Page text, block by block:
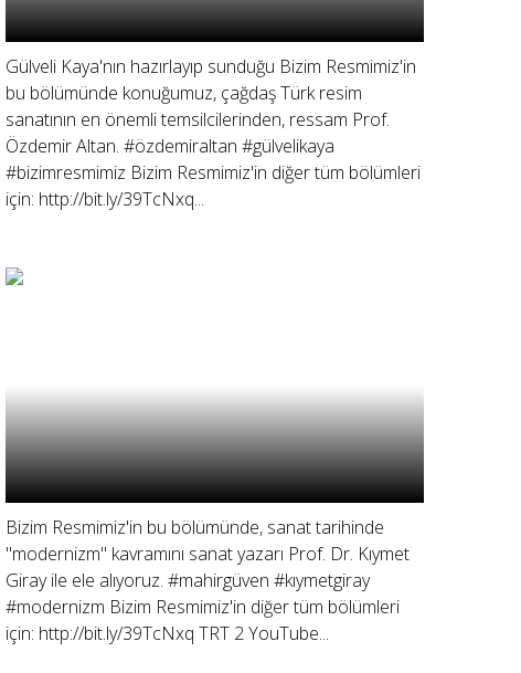
Gülveli Kaya'nın hazırlayıp sunduğu Bizim Resmimiz'in
bu bölümünde konuğumuz, çağdaş Türk resim
sanatının en önemli temsilcilerinden, ressam Prof.
Özdemir Altan. #özdemiraltan #gülvelikaya
#bizimresmimiz Bizim Resmimiz'in diğer tüm bölümleri
için: http://bit.ly/39TcNxq...
Bizim Resmimiz'in bu bölümünde, sanat tarihinde
"modernizm" kavramını sanat yazarı Prof. Dr. Kıymet
Giray ile ele alıyoruz. #mahirgüven #kıymetgiray
#modernizm Bizim Resmimiz'in diğer tüm bölümleri
için: http://bit.ly/39TcNxq TRT 2 YouTube...